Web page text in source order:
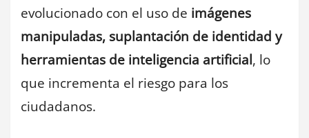
evolucionado con el uso de imágenes
manipuladas, suplantación de identidad y
herramientas de inteligencia artificial, lo
que incrementa el riesgo para los
ciudadanos.